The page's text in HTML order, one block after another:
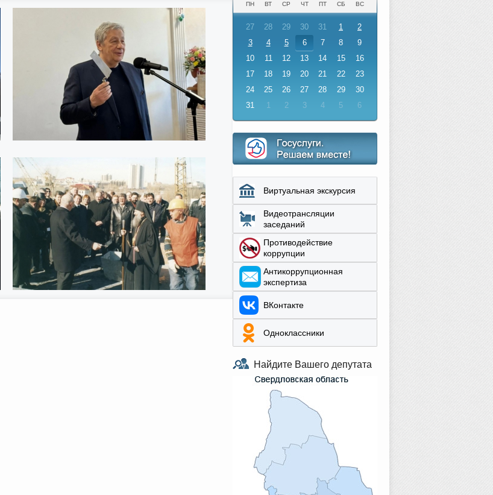
ПН ВТ СР ЧТ ПТ СБ ВС
27 28 29 30 31 1
2
3
4 5 6 7 8
9
10
11 12 13 14 15
16
17
18 19 20 21 22
23
24
25 26 27 28 29
30
31
1 2 3 4 5 6
Интернет приемная
Виртуальная экскурсия
Видеотрансляции
заседаний
Противодействие
коррупции
Aнтикоррупционная
экспертиза
ВКонтакте
Одноклассники
Найдите Вашего депутата